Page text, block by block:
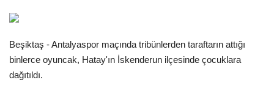
Seri İlanlar
Beşiktaş - Antalyaspor maçında tribünlerden taraftarın attığı
binlerce oyuncak, Hatay'ın İskenderun ilçesinde çocuklara
dağıtıldı.